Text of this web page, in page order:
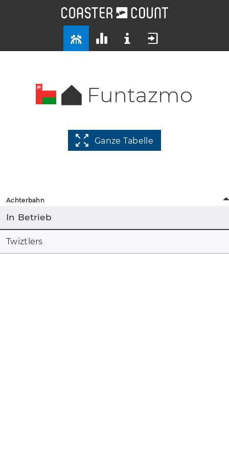
Funtazmo
Ganze Tabelle
Achterbahn
In Betrieb
Twiztlers